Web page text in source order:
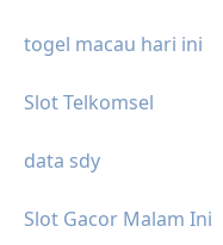
togel macau hari ini
Slot Telkomsel
data sdy
Slot Gacor Malam Ini